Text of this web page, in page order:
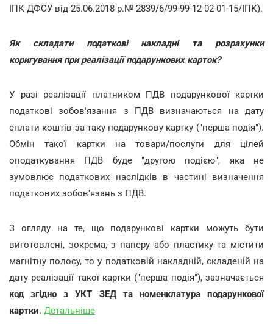
ІПК ДФСУ від 25.06.2018 р.№ 2839/6/99-99-12-02-01-15/ІПК).
Як складати податкові накладні та розрахунки
коригування при реалізації подарункових карток?
У разі реалізації платником ПДВ подарункової картки
податкові зобов'язання з ПДВ визначаються на дату
сплати коштів за таку подарункову картку ("перша подія").
Обмін такої картки на товари/послуги для цілей
оподаткування ПДВ буде "другою подією", яка не
зумовлює податкових наслідків в частині визначення
податкових зобов'язань з ПДВ.
З огляду на те, що подарункові картки можуть бути
виготовлені, зокрема, з паперу або пластику та містити
магнітну полосу, то у податковій накладній, складеній на
дату реалізації такої картки ("перша подія"), зазначається
код згідно з УКТ ЗЕД та номенклатура подарункової
картки. Детальніше